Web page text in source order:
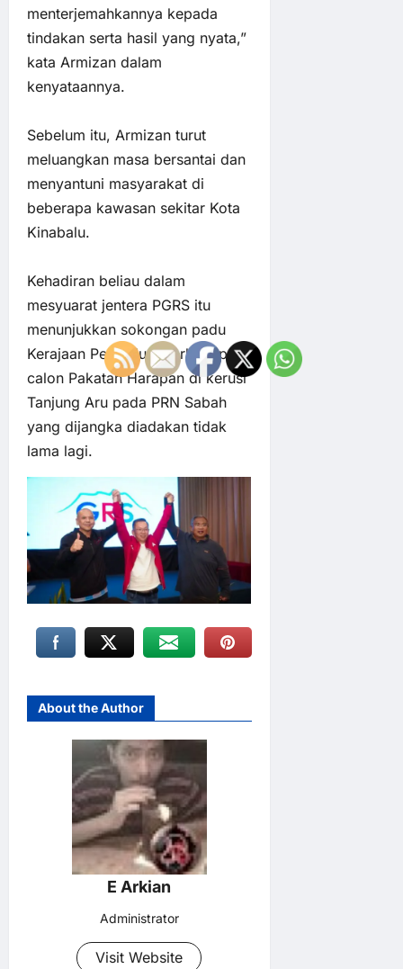
menterjemahkannya kepada
tindakan serta hasil yang nyata,”
kata Armizan dalam
kenyataannya.
Sebelum itu, Armizan turut
meluangkan masa bersantai dan
menyantuni masyarakat di
beberapa kawasan sekitar Kota
Kinabalu.
Kehadiran beliau dalam
mesyuarat jentera PGRS itu
menunjukkan sokongan padu
Kerajaan Perpaduan terhadap
calon Pakatan Harapan di kerusi
Tanjung Aru pada PRN Sabah
yang dijangka diadakan tidak
lama lagi.
About the Author
E Arkian
Administrator
Visit Website